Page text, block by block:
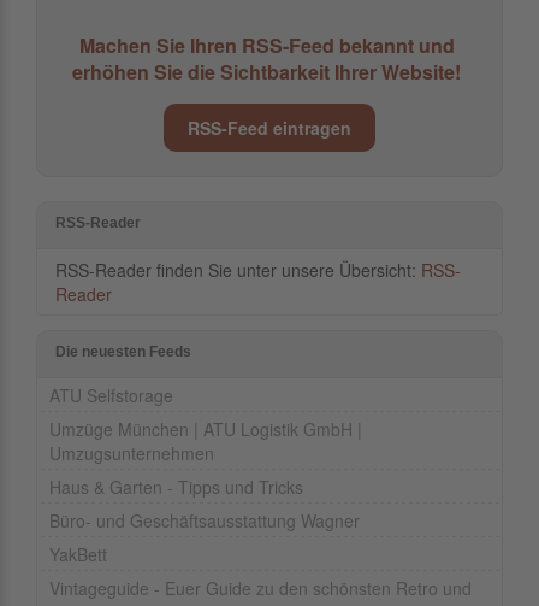
Machen Sie Ihren RSS-Feed bekannt und
erhöhen Sie die Sichtbarkeit Ihrer Website!
RSS-Feed eintragen
RSS-Reader
RSS-Reader finden Sie unter unsere Übersicht: RSS-
Reader
Die neuesten Feeds
ATU Selfstorage
Umzüge München | ATU Logistik GmbH |
Umzugsunternehmen
Haus & Garten - Tipps und Tricks
Büro- und Geschäftsausstattung Wagner
YakBett
Vintageguide - Euer Guide zu den schönsten Retro und